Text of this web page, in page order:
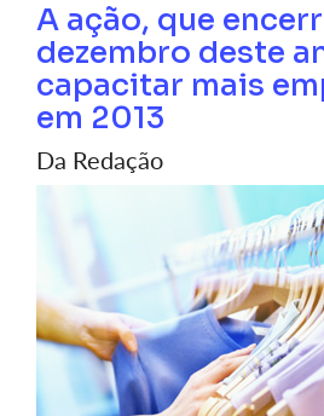
A ação, que
dezembro deste
capacitar mais
em 2013
Da Redação